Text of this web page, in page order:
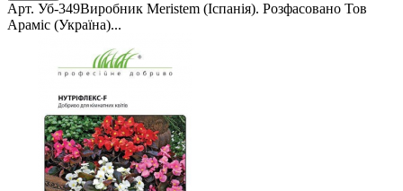
Арт. Уб-349Виробник Meristem (Іспанія). Розфасовано Тов
Араміс (Україна)...